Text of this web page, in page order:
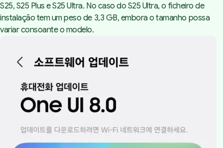
S25, S25 Plus e S25 Ultra. No caso do S25 Ultra, o ficheiro de
instalação tem um peso de 3,3 GB, embora o tamanho possa
variar consoante o modelo.